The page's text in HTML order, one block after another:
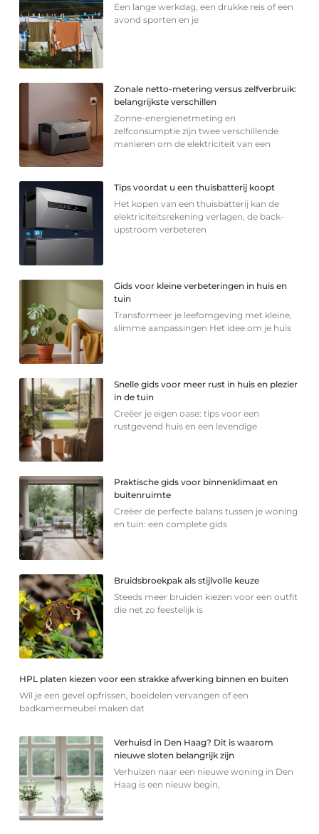
Een lange werkdag, een drukke reis of een
avond sporten en je
Zonale netto-metering versus zelfverbruik:
belangrijkste verschillen
Zonne-energienetmeting en
zelfconsumptie zijn twee verschillende
manieren om de elektriciteit van een
Tips voordat u een thuisbatterij koopt
Het kopen van een thuisbatterij kan de
elektriciteitsrekening verlagen, de back-
upstroom verbeteren
Gids voor kleine verbeteringen in huis en
tuin
Transformeer je leefomgeving met kleine,
slimme aanpassingen Het idee om je huis
Snelle gids voor meer rust in huis en plezier
in de tuin
Creëer je eigen oase: tips voor een
rustgevend huis en een levendige
Praktische gids voor binnenklimaat en
buitenruimte
Creëer de perfecte balans tussen je woning
en tuin: een complete gids
Bruidsbroekpak als stijlvolle keuze
Steeds meer bruiden kiezen voor een outfit
die net zo feestelijk is
HPL platen kiezen voor een strakke afwerking binnen en buiten
Wil je een gevel opfrissen, boeidelen vervangen of een
badkamermeubel maken dat
Verhuisd in Den Haag? Dit is waarom
nieuwe sloten belangrijk zijn
Verhuizen naar een nieuwe woning in Den
Haag is een nieuw begin,